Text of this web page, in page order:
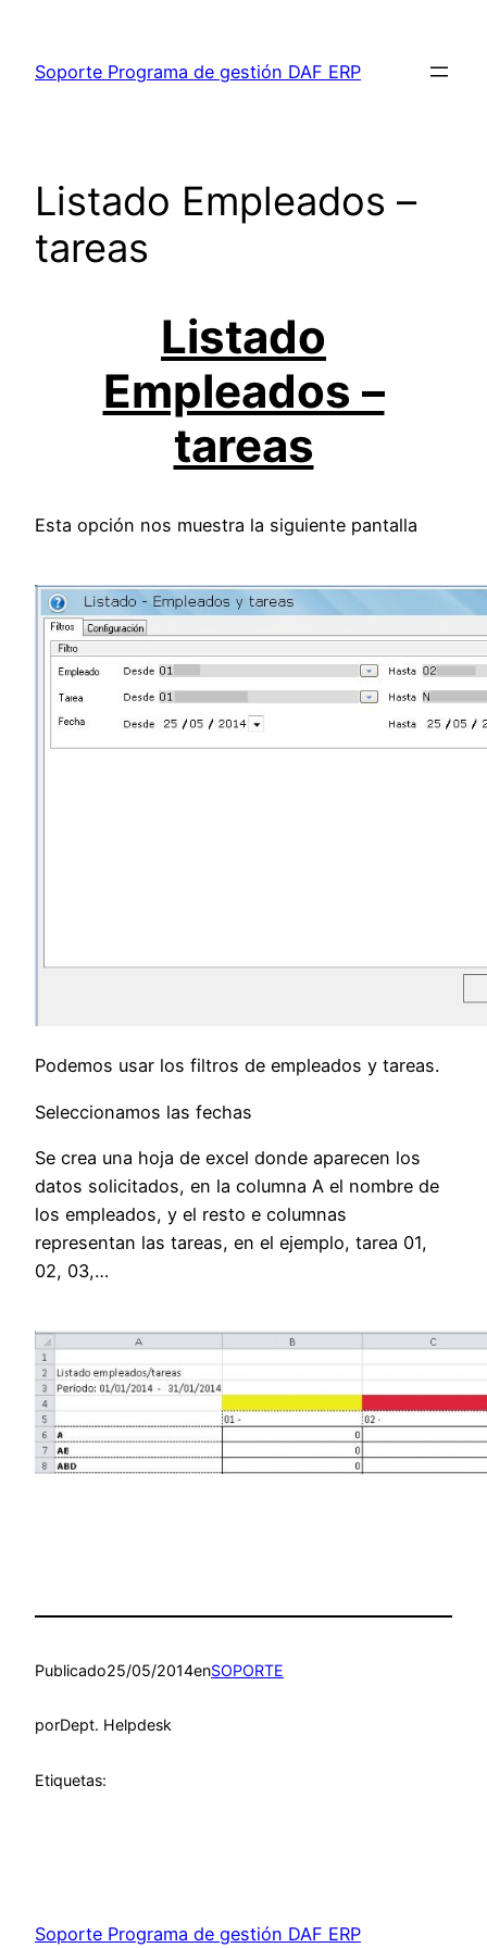
contenido
Soporte Programa de gestión DAF ERP
Listado Empleados –
tareas
Listado
Empleados –
tareas
Esta opción nos muestra la siguiente pantalla
Podemos usar los filtros de empleados y tareas.
Seleccionamos las fechas
Se crea una hoja de excel donde aparecen los
datos solicitados, en la columna A el nombre de
los empleados, y el resto e columnas
representan las tareas, en el ejemplo, tarea 01,
02, 03,…
Publicado25/05/2014enSOPORTE
porDept. Helpdesk
Etiquetas:
Soporte Programa de gestión DAF ERP